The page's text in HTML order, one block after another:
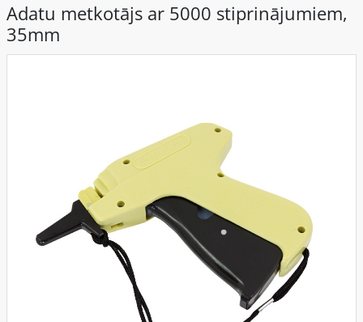
Adatu metkotājs ar 5000 stiprinājumiem,
35mm